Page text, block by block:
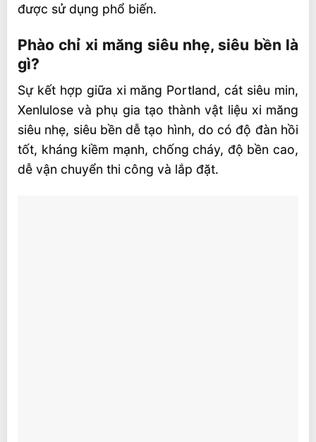
được sử dụng phổ biến.
Phào chỉ xi măng siêu nhẹ, siêu bền là
gì?
Sự kết hợp giữa xi măng Portland, cát siêu min,
Xenlulose và phụ gia tạo thành vật liệu xi măng
siêu nhẹ, siêu bền dễ tạo hình, do có độ đàn hồi
tốt, kháng kiềm mạnh, chống cháy, độ bền cao,
dễ vận chuyển thi công và lắp đặt.